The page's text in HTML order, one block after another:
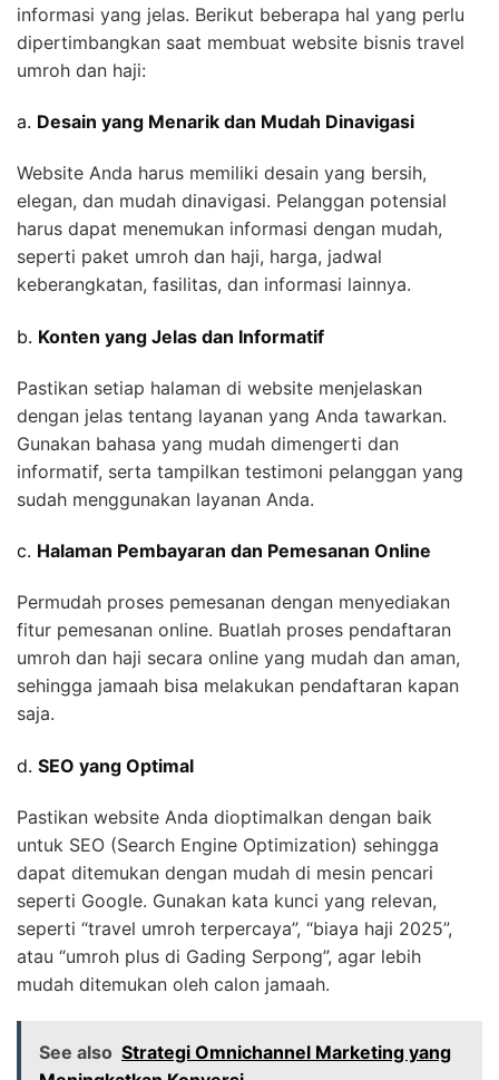
informasi yang jelas. Berikut beberapa hal yang perlu
dipertimbangkan saat membuat website bisnis travel
umroh dan haji:
a. Desain yang Menarik dan Mudah Dinavigasi
Website Anda harus memiliki desain yang bersih,
elegan, dan mudah dinavigasi. Pelanggan potensial
harus dapat menemukan informasi dengan mudah,
seperti paket umroh dan haji, harga, jadwal
keberangkatan, fasilitas, dan informasi lainnya.
b. Konten yang Jelas dan Informatif
Pastikan setiap halaman di website menjelaskan
dengan jelas tentang layanan yang Anda tawarkan.
Gunakan bahasa yang mudah dimengerti dan
informatif, serta tampilkan testimoni pelanggan yang
sudah menggunakan layanan Anda.
c. Halaman Pembayaran dan Pemesanan Online
Permudah proses pemesanan dengan menyediakan
fitur pemesanan online. Buatlah proses pendaftaran
umroh dan haji secara online yang mudah dan aman,
sehingga jamaah bisa melakukan pendaftaran kapan
saja.
d. SEO yang Optimal
Pastikan website Anda dioptimalkan dengan baik
untuk SEO (Search Engine Optimization) sehingga
dapat ditemukan dengan mudah di mesin pencari
seperti Google. Gunakan kata kunci yang relevan,
seperti “travel umroh terpercaya”, “biaya haji 2025”,
atau “umroh plus di Gading Serpong”, agar lebih
mudah ditemukan oleh calon jamaah.
See also Strategi Omnichannel Marketing yang